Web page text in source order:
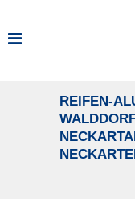
REIFEN-